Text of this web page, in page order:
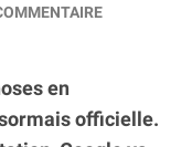
en
officielle.